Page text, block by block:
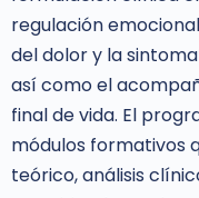
regulación
del dolor y la
así como el
final de vida. El
módulos formativos
teórico, análisis